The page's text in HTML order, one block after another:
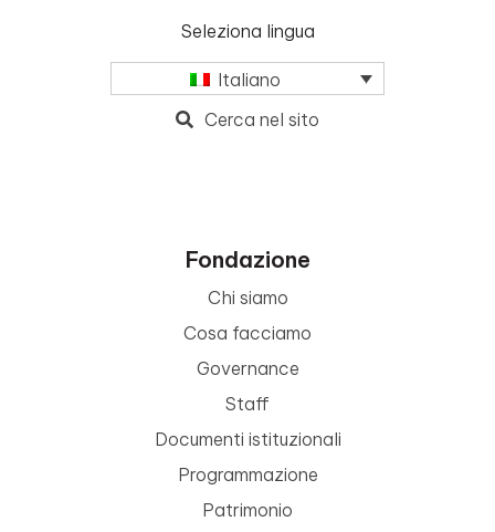
Seleziona lingua
Italiano
Cerca nel sito
Fondazione
Chi siamo
Cosa facciamo
Governance
Staff
Documenti istituzionali
Programmazione
Patrimonio